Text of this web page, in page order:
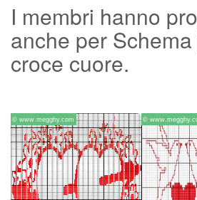
I membri hanno
anche per
croce cuore.
© www.megghy.com ©